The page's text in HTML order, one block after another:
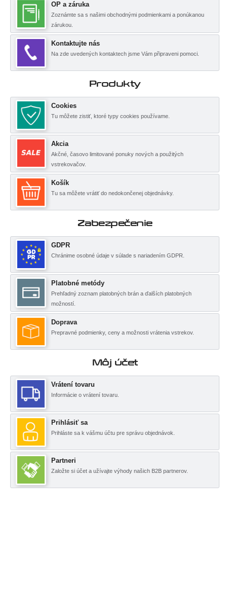
OP a záruka
Zoznámte sa s našimi obchodnými podmienkami a ponúkanou
zárukou.
Kontaktujte nás
Na zde uvedených kontaktech jsme Vám připraveni pomoci.
Produkty
Cookies
Tu môžete zistiť, ktoré typy cookies používame.
Akcia
Akčné, časovo limitované ponuky nových a použitých
vstrekovačov.
Košík
Tu sa môžete vrátiť do nedokončenej objednávky.
Zabezpečenie
GDPR
Chránime osobné údaje v súlade s nariadením GDPR.
Platobné metódy
Prehľadný zoznam platobných brán a ďalších platobných
možností.
Doprava
Prepravné podmienky, ceny a možnosti vrátenia vstrekov.
Môj účet
Vrátení tovaru
Informácie o vrátení tovaru.
Prihlásiť sa
Prihláste sa k vášmu účtu pre správu objednávok.
Partneri
Založte si účet a užívajte výhody našich B2B partnerov.